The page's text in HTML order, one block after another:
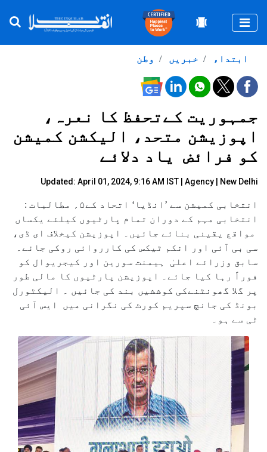
وطن خبریں ابتداء
جمہوریت کےتحفظ کا نعرہ،
اپوزیشن متحد، الیکشن کمیشن
کو فرائض یاد دلائے
Updated: April 01, 2024, 9:16 AM IST | Agency | New Delhi
انتخابی کمیشن سے ’انڈیا‘ اتحاد کے۵؍ مطالبات :
انتخابی مہم کے دوران تمام پارٹیوں کیلئے یکساں
مواقع یقینی بنائے جائیں۔ اپوزیشن کیخلاف ای ڈی،
سی بی آئی اور انکم ٹیکس کی کارروائی روکی جائے۔
سابق وزرائے اعلیٰ ہیمنت سورین اور کیجریوال کو
فوراً رہا کیا جائے۔ اپوزیشن پارٹیوں کا مالی طور
پر گلا گھونٹنےکی کوششیں بند کی جائیں ۔ الیکٹورل
بونڈ کی جانچ سپریم کورٹ کی نگرانی میں ایس آئی
ٹی سے ہو۔